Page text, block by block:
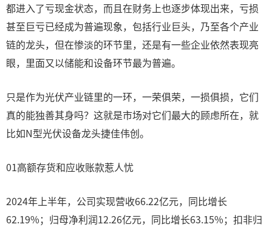
都进入了亏现金状态，而且在财务上也逐步体现出来，亏损
甚至巨亏已经成为普遍现象，包括行业巨头，乃至各个产业
链的龙头，但在惨淡的环节里，还是有一些企业依然表现亮
眼，里面又以储能和设备环节最为普遍。
只是作为光伏产业链里的一环，一荣俱荣，一损俱损，它们
真的能独善其身吗？这就是市场对它们最大的顾虑所在，就
比如N型光伏设备龙头捷佳伟创。
01高额存货和应收账款惹人忧
2024年上半年，公司实现营收66.22亿元，同比增长
62.19%；归母净利润12.26亿元，同比增长63.15%；扣非归